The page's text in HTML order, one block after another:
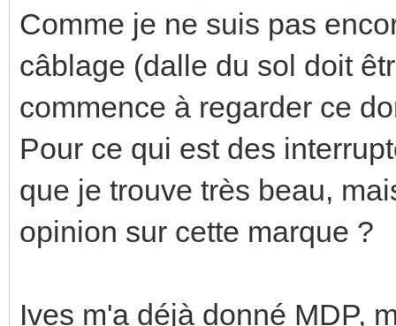
Comme je ne suis pas
câblage (dalle du sol doit
commence à regarder ce
Pour ce qui est des
que je trouve très beau,
opinion sur cette marque ?
Ives m'a déjà donné MDP,